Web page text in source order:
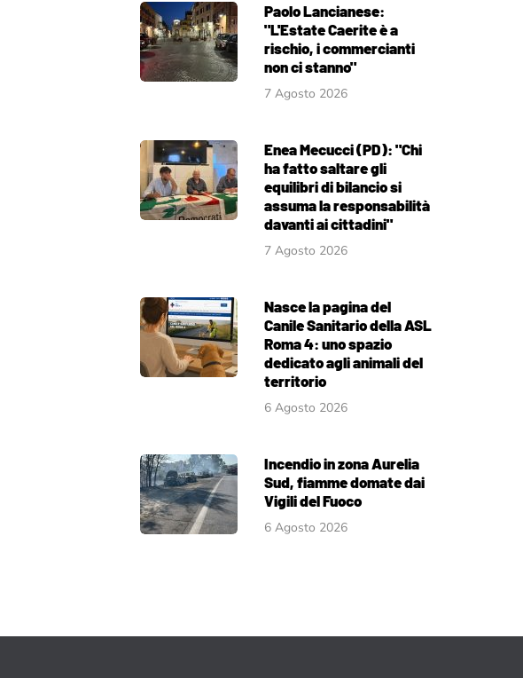
Paolo Lancianese:
"L'Estate Caerite è a
rischio, i commercianti
non ci stanno"
7 Agosto 2026
Enea Mecucci (PD): "Chi
ha fatto saltare gli
equilibri di bilancio si
assuma la responsabilità
davanti ai cittadini"
7 Agosto 2026
Nasce la pagina del
Canile Sanitario della ASL
Roma 4: uno spazio
dedicato agli animali del
territorio
6 Agosto 2026
Incendio in zona Aurelia
Sud, fiamme domate dai
Vigili del Fuoco
6 Agosto 2026